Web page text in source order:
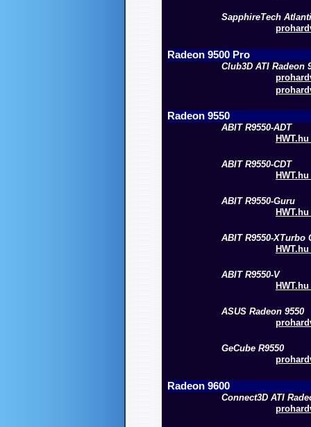
SapphireTech
Radeon 9500 Pro
Club3D ATI Radeon
Radeon 9550
ABIT R9550-ADT
ABIT R9550-CDT
ABIT R9550-Guru
ABIT R9550-XTurbo
ABIT R9550-V
ASUS Radeon 9550
GeCube R9550
Radeon 9600
Connect3D ATI